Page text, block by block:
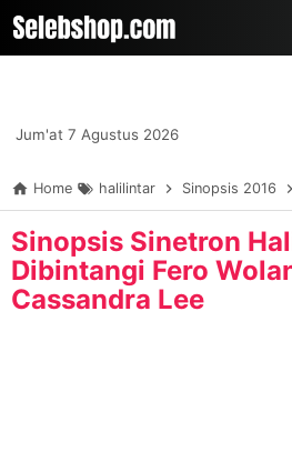
-->
Skip to main
Jum'at 7 Agustus 2026
Home halilintar Sinopsis 2016
Sinopsis Sinetron
Dibintangi Fero
Cassandra Lee